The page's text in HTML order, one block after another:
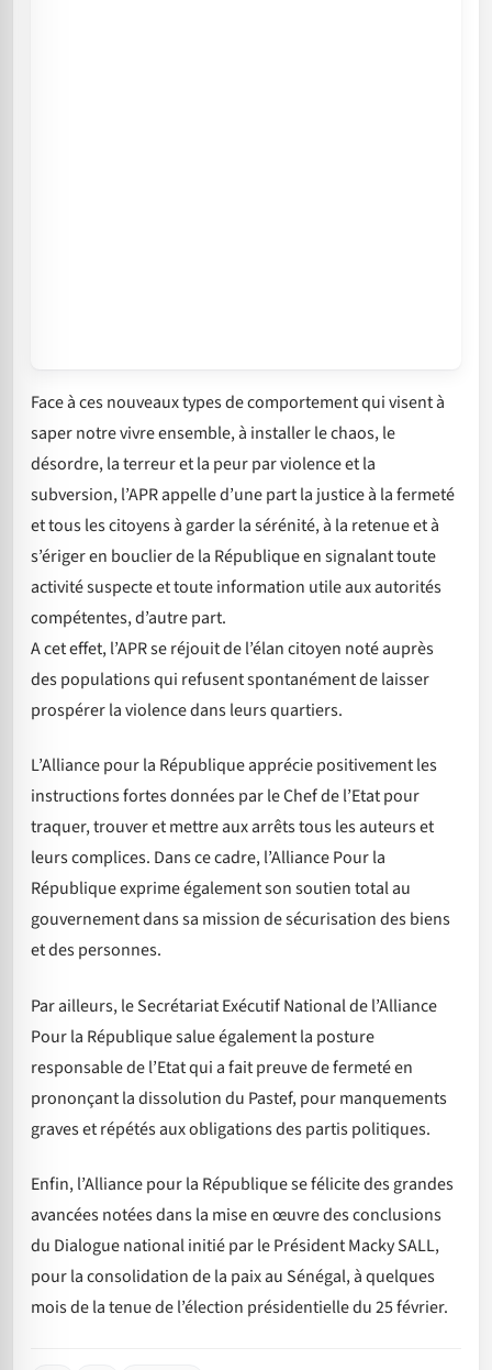
Face à ces nouveaux types de comportement qui visent à
saper notre vivre ensemble, à installer le chaos, le
désordre, la terreur et la peur par violence et la
subversion, l’APR appelle d’une part la justice à la fermeté
et tous les citoyens à garder la sérénité, à la retenue et à
s’ériger en bouclier de la République en signalant toute
activité suspecte et toute information utile aux autorités
compétentes, d’autre part.
A cet effet, l’APR se réjouit de l’élan citoyen noté auprès
des populations qui refusent spontanément de laisser
prospérer la violence dans leurs quartiers.
L’Alliance pour la République apprécie positivement les
instructions fortes données par le Chef de l’Etat pour
traquer, trouver et mettre aux arrêts tous les auteurs et
leurs complices. Dans ce cadre, l’Alliance Pour la
République exprime également son soutien total au
gouvernement dans sa mission de sécurisation des biens
et des personnes.
Par ailleurs, le Secrétariat Exécutif National de l’Alliance
Pour la République salue également la posture
responsable de l’Etat qui a fait preuve de fermeté en
prononçant la dissolution du Pastef, pour manquements
graves et répétés aux obligations des partis politiques.
Enfin, l’Alliance pour la République se félicite des grandes
avancées notées dans la mise en œuvre des conclusions
du Dialogue national initié par le Président Macky SALL,
pour la consolidation de la paix au Sénégal, à quelques
mois de la tenue de l’élection présidentielle du 25 février.